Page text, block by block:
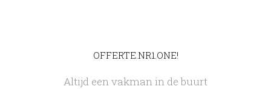
OFFERTE.NR1.ONE!
Altijd een vakman in de buurt